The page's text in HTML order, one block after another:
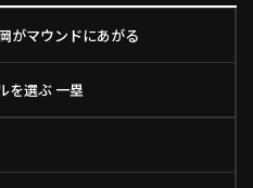
がマウンドにあがる
を選ぶ 一塁